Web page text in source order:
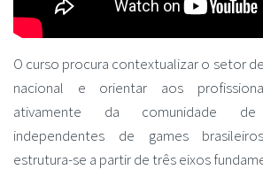
O curso procura contextualizar o setor
nacional e orientar aos
ativamente da comunidade de
independentes de games
estrutura-se a partir de três eixos